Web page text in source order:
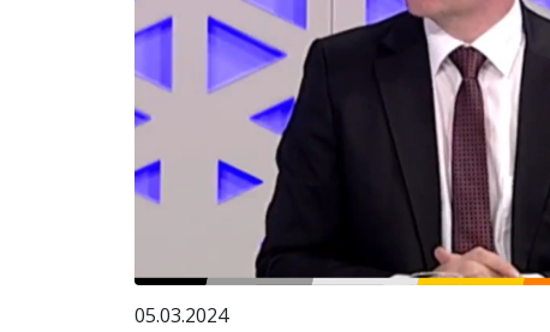
05.03.2024